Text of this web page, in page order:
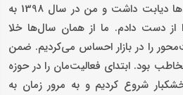
حوزه شدم، پدرم بود که سال‌ها دیابت داشت و من در سال 1398 به
از دست دادم. ما از همان سال‌ها خلا
را در بازار احساس می‌کردیم. ضمن
بود. ابتدای فعالیت‌مان را در حوزه
شروع کردیم و به مرور زمان به